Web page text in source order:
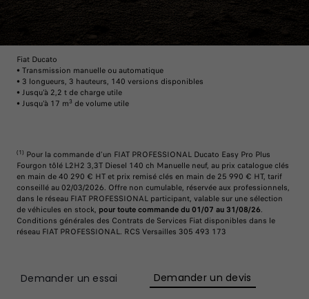
Fiat Ducato
• Transmission manuelle ou automatique
• 3 longueurs, 3 hauteurs, 140 versions disponibles
• Jusqu'à 2,2 t de charge utile
• Jusqu'à 17 m3 de volume utile
(1) Pour la commande d’un FIAT PROFESSIONAL Ducato Easy Pro Plus
Fourgon tôlé L2H2 3,3T Diesel 140 ch Manuelle neuf, au prix catalogue clés
en main de 40 290 € HT et prix remisé clés en main de 25 990 € HT, tarif
conseillé au 02/03/2026. Offre non cumulable, réservée aux professionnels,
dans le réseau FIAT PROFESSIONAL participant, valable sur une sélection
de véhicules en stock, pour toute commande du 01/07 au 31/08/26.
Conditions générales des Contrats de Services Fiat disponibles dans le
réseau FIAT PROFESSIONAL. RCS Versailles 305 493 173
Demander un essai Demander un devis